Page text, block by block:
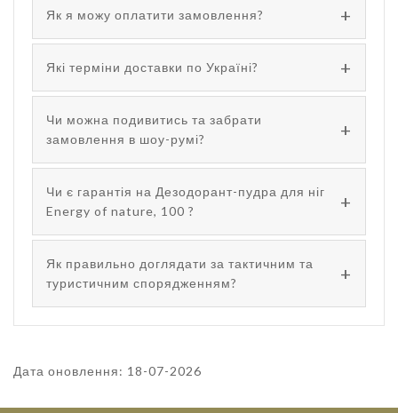
Як я можу оплатити замовлення?
Які терміни доставки по Україні?
Чи можна подивитись та забрати
замовлення в шоу-румі?
Чи є гарантія на Дезодорант-пудра для ніг
Energy of nature, 100 ?
Як правильно доглядати за тактичним та
туристичним спорядженням?
Дата оновлення: 18-07-2026